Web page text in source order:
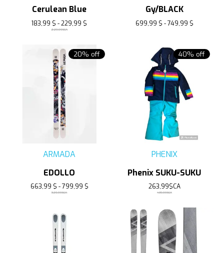
Cerulean Blue
183,99 $ - 229,99 $
229,99$CA
Gy/BLACK
699,99 $ - 749,99 $
20% off
ARMADA
EDOLLO
663,99 $ - 799,99 $
829,99$CA
40% off
PHENIX
Phenix SUKU-SUKU
263,99$CA
439,99$CA